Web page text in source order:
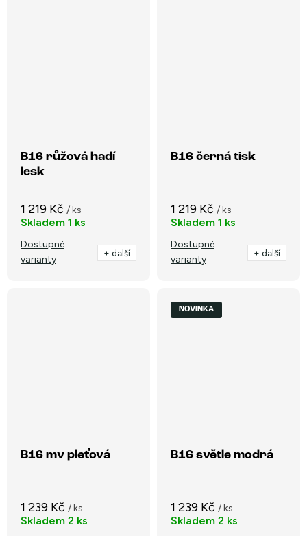
B16 růžová hadí
lesk
1 219 Kč / ks
Skladem 1 ks
Dostupné
varianty
+ další
B16 černá tisk
1 219 Kč / ks
Skladem 1 ks
Dostupné
varianty
+ další
B16 mv pleťová
1 239 Kč / ks
Skladem 2 ks
NOVINKA
B16 světle modrá
1 239 Kč / ks
Skladem 2 ks